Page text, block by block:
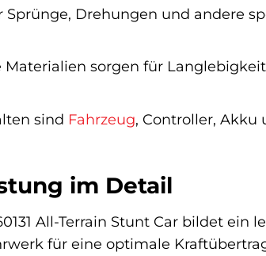
Sprünge, Drehungen und andere
Materialien sorgen für
sind Fahrzeug, Controller, Akku
im Detail
All-Terrain Stunt Car bildet
für eine optimale